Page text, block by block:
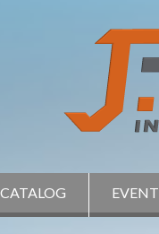
CATALOG EVENT